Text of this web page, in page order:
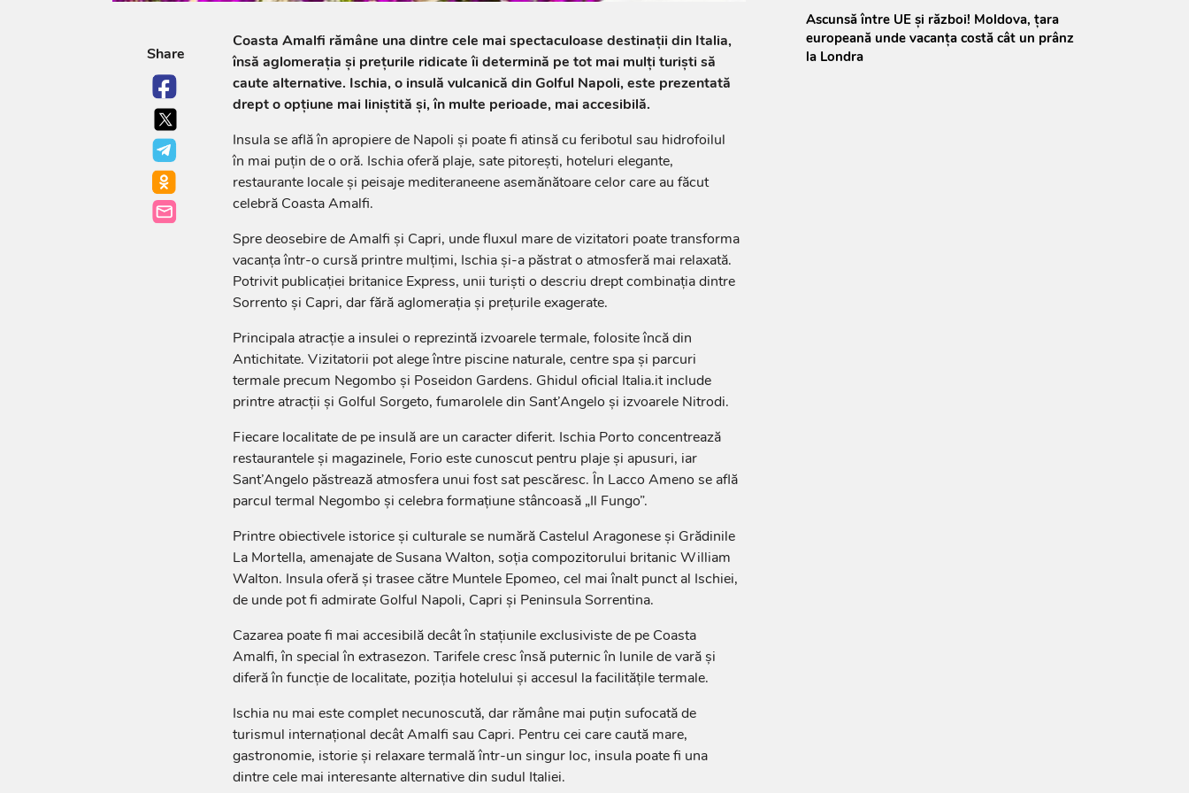
Share
Coasta Amalfi rămâne una dintre cele mai spectaculoase destinații din Italia,
însă aglomerația și prețurile ridicate îi determină pe tot mai mulți turiști să
caute alternative. Ischia, o insulă vulcanică din Golful Napoli, este prezentată
drept o opțiune mai liniștită și, în multe perioade, mai accesibilă.
Insula se află în apropiere de Napoli și poate fi atinsă cu feribotul sau hidrofoilul
în mai puțin de o oră. Ischia oferă plaje, sate pitorești, hoteluri elegante,
restaurante locale și peisaje mediteraneene asemănătoare celor care au făcut
celebră Coasta Amalfi.
Spre deosebire de Amalfi și Capri, unde fluxul mare de vizitatori poate transforma
vacanța într-o cursă printre mulțimi, Ischia și-a păstrat o atmosferă mai relaxată.
Potrivit publicației britanice Express, unii turiști o descriu drept combinația dintre
Sorrento și Capri, dar fără aglomerația și prețurile exagerate.
Principala atracție a insulei o reprezintă izvoarele termale, folosite încă din
Antichitate. Vizitatorii pot alege între piscine naturale, centre spa și parcuri
termale precum Negombo și Poseidon Gardens. Ghidul oficial Italia.it include
printre atracții și Golful Sorgeto, fumarolele din Sant’Angelo și izvoarele Nitrodi.
Fiecare localitate de pe insulă are un caracter diferit. Ischia Porto concentrează
restaurantele și magazinele, Forio este cunoscut pentru plaje și apusuri, iar
Sant’Angelo păstrează atmosfera unui fost sat pescăresc. În Lacco Ameno se află
parcul termal Negombo și celebra formațiune stâncoasă „Il Fungo”.
Printre obiectivele istorice și culturale se numără Castelul Aragonese și Grădinile
La Mortella, amenajate de Susana Walton, soția compozitorului britanic William
Walton. Insula oferă și trasee către Muntele Epomeo, cel mai înalt punct al Ischiei,
de unde pot fi admirate Golful Napoli, Capri și Peninsula Sorrentina.
Cazarea poate fi mai accesibilă decât în stațiunile exclusiviste de pe Coasta
Amalfi, în special în extrasezon. Tarifele cresc însă puternic în lunile de vară și
diferă în funcție de localitate, poziția hotelului și accesul la facilitățile termale.
Ischia nu mai este complet necunoscută, dar rămâne mai puțin sufocată de
turismul internațional decât Amalfi sau Capri. Pentru cei care caută mare,
gastronomie, istorie și relaxare termală într-un singur loc, insula poate fi una
dintre cele mai interesante alternative din sudul Italiei.
Ascunsă între UE și război! Moldova, țara
europeană unde vacanța costă cât un prânz
la Londra